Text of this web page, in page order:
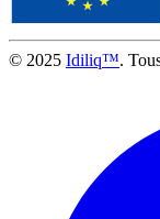
© 2025 Idiliq™.